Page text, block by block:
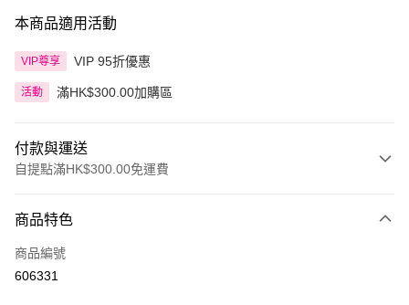
本商品適用活動
VIP尊享 VIP 95折優惠
活動 滿HK$300.00加購區
付款與運送
自提點滿HK$300.00免運費
信用卡
Apple Pay
商品特色
商品編號
606331